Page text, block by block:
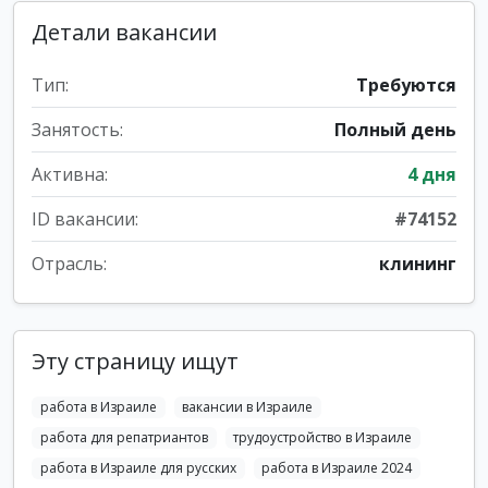
Детали вакансии
Тип:
Требуются
Занятость:
Полный день
Активна:
4 дня
ID вакансии:
#74152
Отрасль:
клининг
Эту страницу ищут
работа в Израиле
вакансии в Израиле
работа для репатриантов
трудоустройство в Израиле
работа в Израиле для русских
работа в Израиле 2024